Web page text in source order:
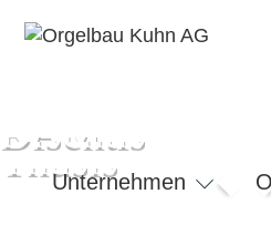
Navigation
überspringen
Unternehmen
Faszination
RAM
Disentis
Thusis